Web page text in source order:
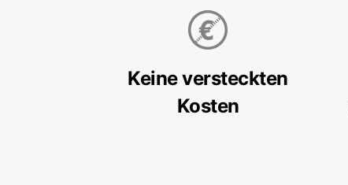
Keine versteckten
Kosten